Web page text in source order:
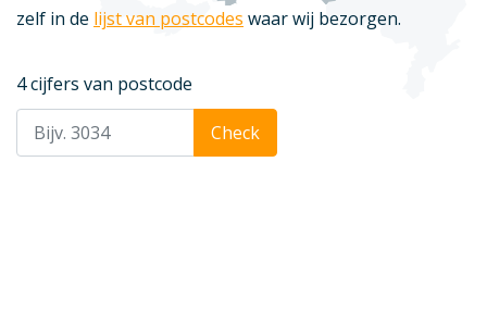
zelf in de lijst van postcodes waar wij bezorgen.
4 cijfers van postcode
Check